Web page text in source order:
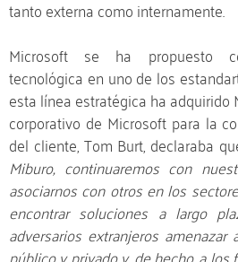
tanto externa como internamente.
Microsoft se ha propuesto
tecnológica en uno de los
esta línea estratégica ha adquirido
corporativo de Microsoft para la
del cliente, Tom Burt, declaraba
Miburo, continuaremos con
asociarnos con otros en los
encontrar soluciones a largo
adversarios extranjeros